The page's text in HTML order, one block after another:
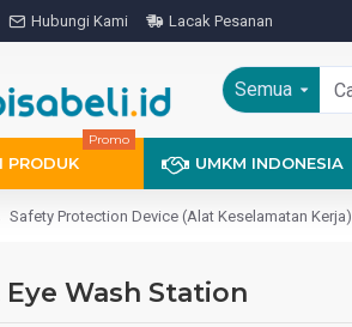
Hubungi Kami Lacak Pesanan
Semua
PRODUK
Promo
UMKM INDONESIA
Safety Protection Device (Alat Keselamatan Kerja)
Wash Station